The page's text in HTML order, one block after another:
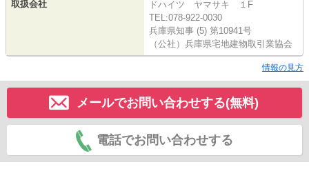
取扱会社
ドハイツ ヤマサキ １F
TEL:078-922-0030
兵庫県知事 (5) 第10941号
（公社）兵庫県宅地建物取引業協会
情報の見方
メールでお問い合わせする(無料)
電話でお問い合わせする